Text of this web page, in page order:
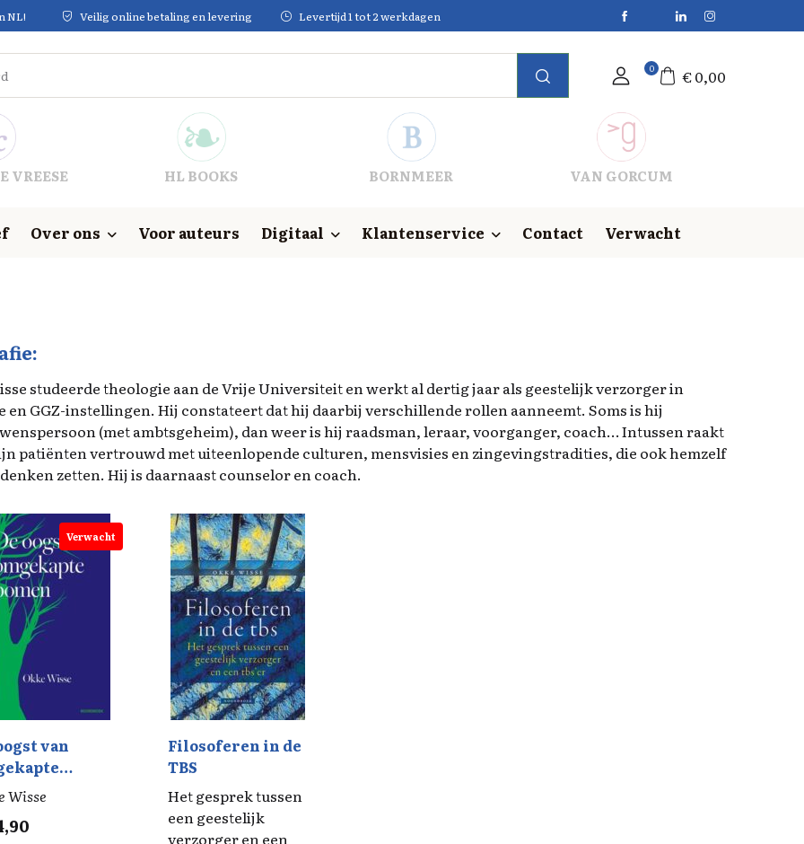
NL! Veilig online betaling en levering Levertijd 1 tot 2 werkdagen
0 €0,00
VREESE HL BOOKS BORNMEER VAN GORCUM
Over ons Voor auteurs Digitaal Klantenservice Contact Verwacht
studeerde theologie aan de Vrije Universiteit en werkt al dertig jaar als geestelijk verzorger in
en GGZ-instellingen. Hij constateert dat hij daarbij verschillende rollen aanneemt. Soms is hij
(met ambtsgeheim), dan weer is hij raadsman, leraar, voorganger, coach… Intussen raakt
patiënten vertrouwd met uiteenlopende culturen, mensvisies en zingevingstradities, die ook hemzelf
zetten. Hij is daarnaast counselor en coach.
Verwacht
van
Wisse
Filosoferen in de
TBS
Het gesprek tussen
een geestelijk
verzorger en een